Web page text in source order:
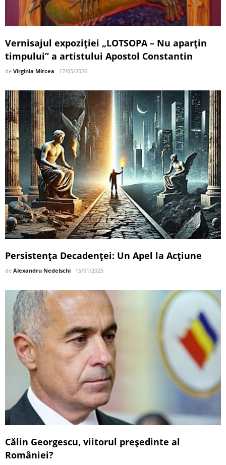
Vernisajul expoziției „LOTSOPA – Nu aparțin
timpului” a artistului Apostol Constantin
de Virginia Mircea 17/05/2026
Persistența Decadenței: Un Apel la Acțiune
de Alexandru Nedelschi 15/01/2025
Călin Georgescu, viitorul președinte al
României?